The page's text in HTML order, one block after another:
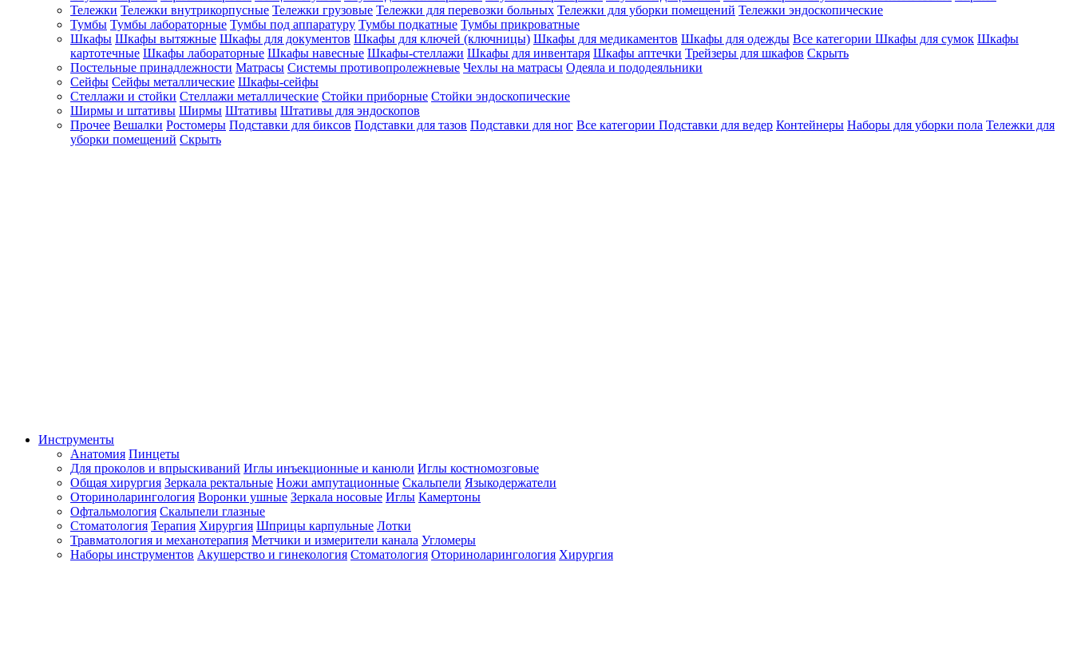
Тележки Тележки внутрикорпусные Тележки грузовые Тележки для перевозки больных Тележки для уборки помещений Тележки эндоскопические
Тумбы Тумбы лабораторные Тумбы под аппаратуру Тумбы подкатные Тумбы прикроватные
Шкафы Шкафы вытяжные Шкафы для документов Шкафы для ключей (ключницы) Шкафы для медикаментов Шкафы для одежды Все категории Шкафы для сумок Шкафы
картотечные Шкафы лабораторные Шкафы навесные Шкафы-стеллажи Шкафы для инвентаря Шкафы аптечки Трейзеры для шкафов Скрыть
Постельные принадлежности Матрасы Системы противопролежневые Чехлы на матрасы Одеяла и пододеяльники
Сейфы Сейфы металлические Шкафы-сейфы
Стеллажи и стойки Стеллажи металлические Стойки приборные Стойки эндоскопические
Ширмы и штативы Ширмы Штативы Штативы для эндоскопов
Прочее Вешалки Ростомеры Подставки для биксов Подставки для тазов Подставки для ног Все категории Подставки для ведер Контейнеры Наборы для уборки пола Тележки для
уборки помещений Скрыть
Инструменты
Анатомия Пинцеты
Для проколов и впрыскиваний Иглы инъекционные и канюли Иглы костномозговые
Общая хирургия Зеркала ректальные Ножи ампутационные Скальпели Языкодержатели
Оториноларингология Воронки ушные Зеркала носовые Иглы Камертоны
Офтальмология Скальпели глазные
Стоматология Терапия Хирургия Шприцы карпульные Лотки
Травматология и механотерапия Метчики и измерители канала Угломеры
Наборы инструментов Акушерство и гинекология Стоматология Оториноларингология Хирургия